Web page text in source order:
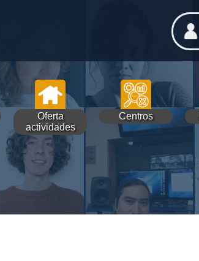
Oferta
actividades
Centros